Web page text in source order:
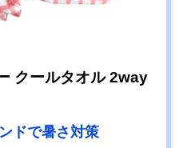
クールタオル 2way
ドで暑さ対策